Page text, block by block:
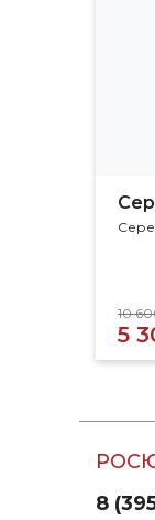
10
5
8